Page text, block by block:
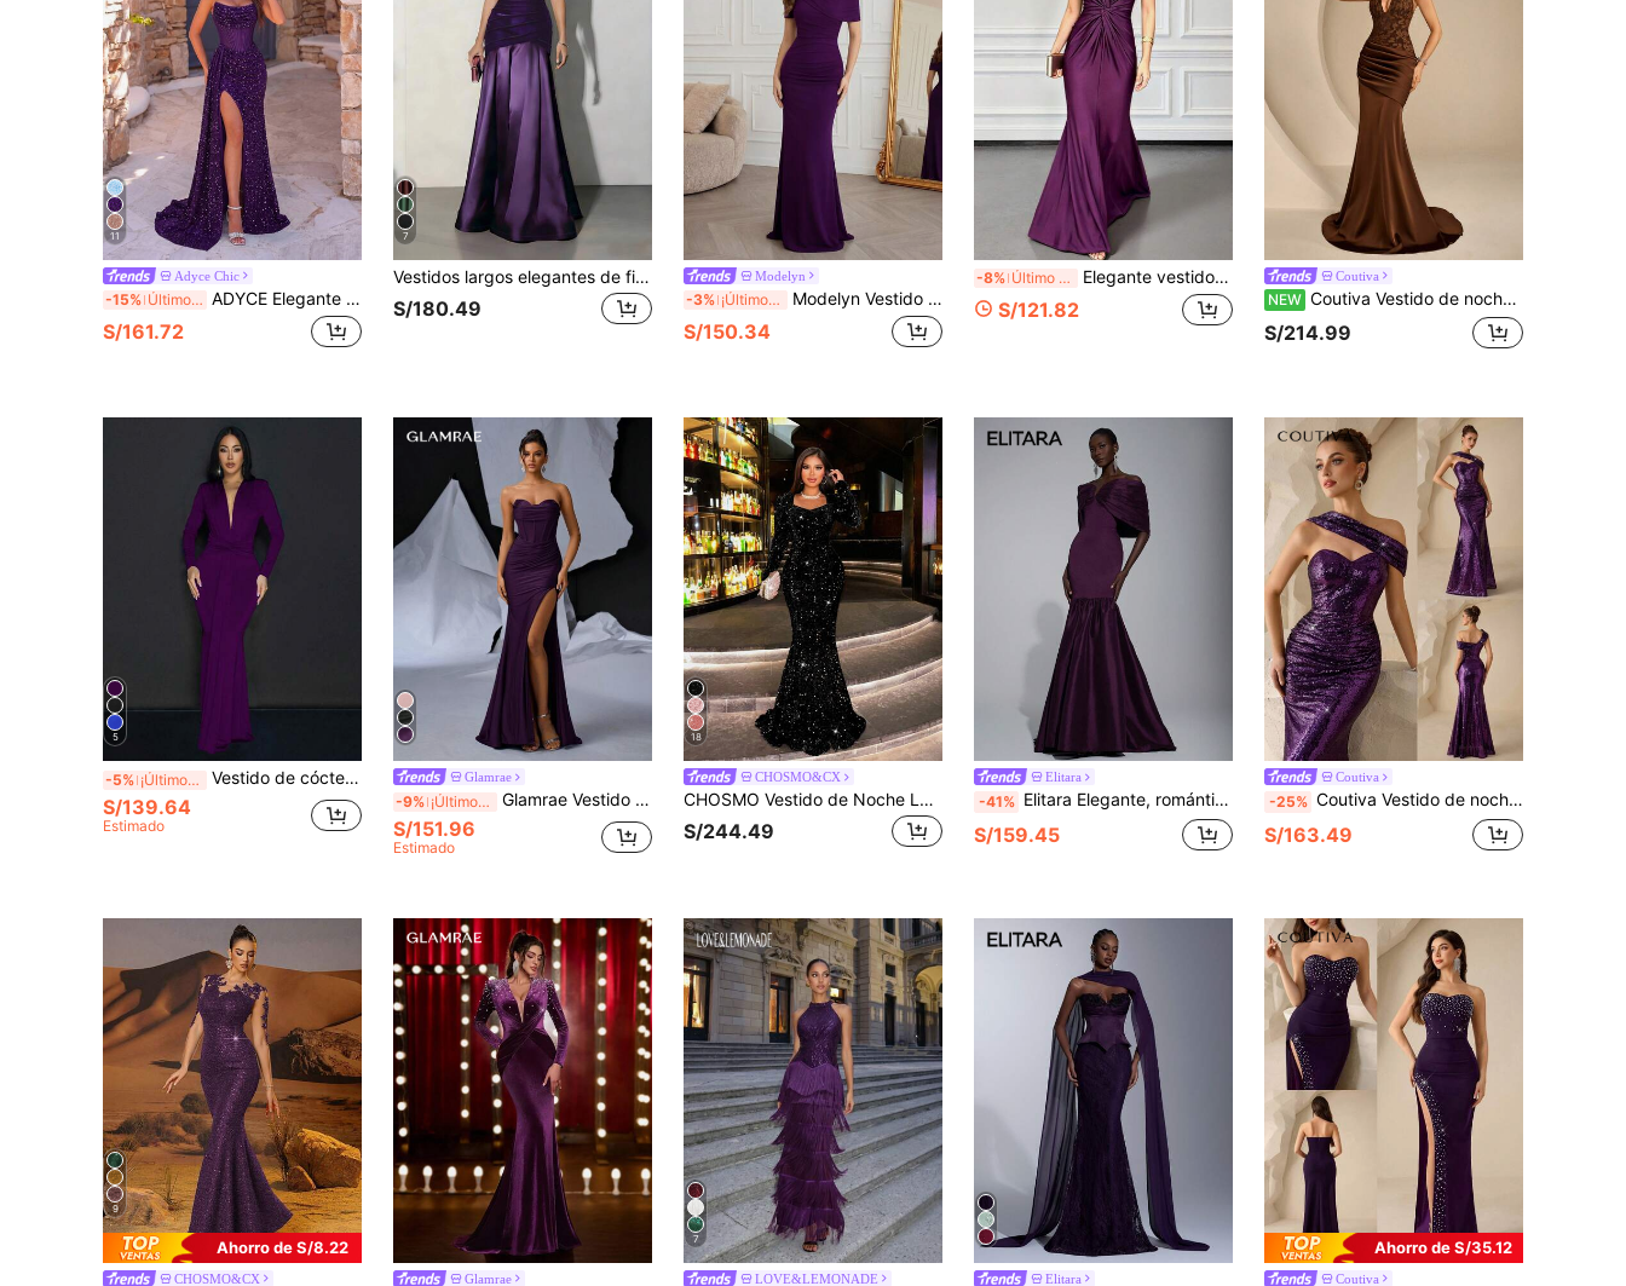
11
Adyce Chic
-15% Último día ADYCE Elegante vestido largo con lentejuelas, hombros descubiertos, estructura de espina de pescado, cintura alta, volantes, lazo y abertura, adecuado para baile de graduación, regreso a casa, invitada de boda, cena formal
S/161.72
7
Vestidos largos elegantes de fiesta de verano para mujer, color liso, sin mangas, atuendos de festival, top de terciopelo, bajo en línea A, vestido de invitada de boda, vestido de gala de noche, otoño
S/180.49
Modelyn
-3% ¡Últimos 2 días Modelyn Vestido de noche formal de manga corta con cintura ajustada y cuentas de perlas rojas para mujer. Vestido de gala sirena asimétrico con tirantes de strass morados. Vestido de noche modesto de un solo hombro con drapeado. Vestido de noche de lujo con cintura fruncida y strass. Atuendo modesto para fiesta de gala de primavera. Atuendo modesto para invitado de boda de primavera. Vestido maxi elegante de color ciruela con estética modesta y glamurosa.
S/150.34
-8% Último día Elegante vestido largo sin mangas para mujer con cuello en V, color púrpura liso, sexy, para verano, casual, para salir, vacaciones, fiesta, invitada de boda, otoño
S/121.82
Coutiva
NEW Coutiva Vestido de noche formal para mujer con apliques florales, plisado, bajo de cola de pez y cuello halter (estilo con adornos pesados)
S/214.99
5
-5% ¡Últimos 2 días Vestido de cóctel para mujer de unicolor con escote en V profundo, diseño retorcido y manga larga para boda, primavera, fiesta y otoño
S/139.64
Estimado
Glamrae
-9% ¡Últimos 2 días Glamrae Vestido formal largo con abertura de cola de pez, decoración de copa de sujetador, escote sin tirantes y silueta ajustada glamorosa y sexy
S/151.96
Estimado
18
CHOSMO&CX
CHOSMO Vestido de Noche Largo Elegante de Cintura Alta Ajustado para Mujer en Color Naranja, Atuendo de Cumpleaños con Lentejuelas Vestido Maxi para Boda y Fiesta
S/244.49
Elitara
-41% Elitara Elegante, romántico, sexy, de moda, morado oscuro, tela de satén elástica, falda de cola de pez, con cola, espalda descubierta, de moda, influencer, festival, vacaciones, fiesta de cumpleaños, evento de boda, vestido de gala formal
S/159.45
Coutiva
-25% Coutiva Vestido de noche formal de mujer con tirantes de espagueti con cuentas (muy enjoyado)
S/163.49
9
Ahorro de S/8.22
CHOSMO&CX Glamrae
7
LOVE&LEMONADE Elitara
Ahorro de S/35.12
Coutiva